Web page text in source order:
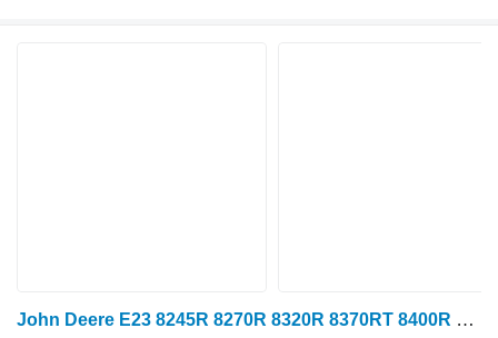
John Deere E23 8245R 8270R 8320R 8370RT 8400R Piñón de 59 dientes R PIEZAS rueda dentada para John Deere E23 8245R 8270R 8320R 8370RT 8400R tractor de ruedas